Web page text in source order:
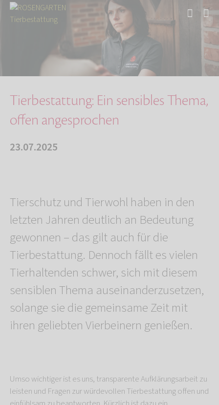
Tierbestattung: Ein sensibles Thema, offen an…
Tierbestattung: Ein sensibles Thema,
offen angesprochen
23.07.2025
Tierschutz und Tierwohl haben in den
letzten Jahren deutlich an Bedeutung
gewonnen – das gilt auch für die
Tierbestattung. Dennoch fällt es vielen
Tierhaltenden schwer, sich mit diesem
sensiblen Thema auseinanderzusetzen,
solange sie die gemeinsame Zeit mit
ihren geliebten Vierbeinern genießen.
Umso wichtiger ist es uns, transparente Aufklärungsarbeit zu
leisten und Fragen zur würdevollen Tierbestattung offen und